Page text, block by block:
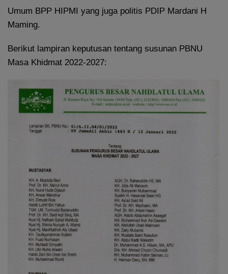
Umum BPP HIPMI yang juga politis PDIP Mardani H
Maming.
Berikut lampiran keputusan tentang susunan PBNU
Masa Khidmat 2022-2027: